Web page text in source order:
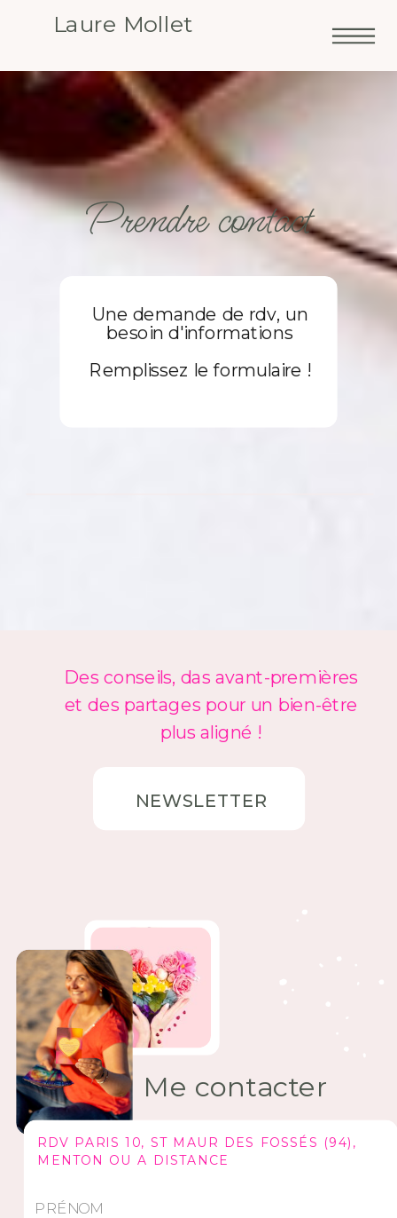
Laure Mollet
Une demande de rdv, un
besoin d'informations
Remplissez le formulaire !
Prendre contact
Me contacter
RDV PARIS 10, ST MAUR DES FOSSÉS (94),
MENTON OU A DISTANCE
Des conseils, das avant-premières
et des partages pour un bien-être
plus aligné !
NEWSLETTER